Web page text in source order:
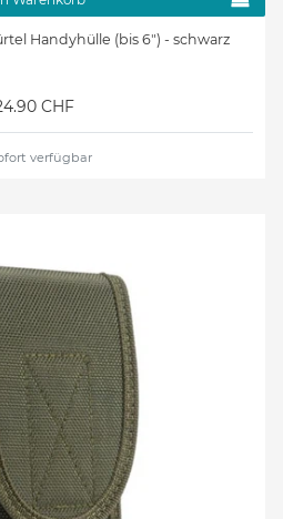
Handyhülle (bis 6") - schwarz
CHF
verfügbar